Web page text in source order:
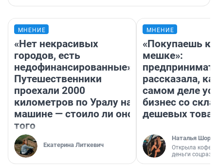
МНЕНИЕ
«Нет некрасивых
городов, есть
недофинансированные».
Путешественники
проехали 2000
километров по Уралу на
машине — стоило ли оно
того
Екатерина Литкевич
МНЕНИЕ
«Покупаешь
мешке»:
рассказала,
самом деле
бизнес со
дешевых
Наталья
Открыла
деньги